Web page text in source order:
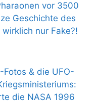
vor 3500
Geschichte des
wirklich nur Fake?!
Fotos & die UFO-
die NASA 1996